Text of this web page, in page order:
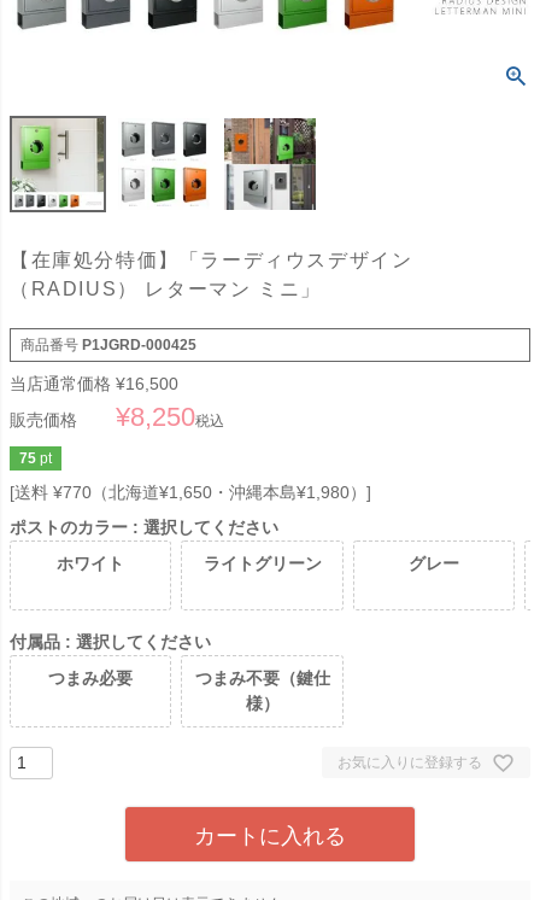
【在庫処分特価】「ラーディウスデザイン
（RADIUS） レターマン ミニ」
商品番号 P1JGRD-000425
当店通常価格 ¥16,500
販売価格
¥8,250税込
75 pt
送料 ¥770（北海道¥1,650・沖縄本島¥1,980）
ポストのカラー
選択してください
ホワイト
ライトグリーン グレー
付属品
選択してください
つまみ必要
つまみ不要（鍵仕
様）
お気に入りに登録する
カートに入れる